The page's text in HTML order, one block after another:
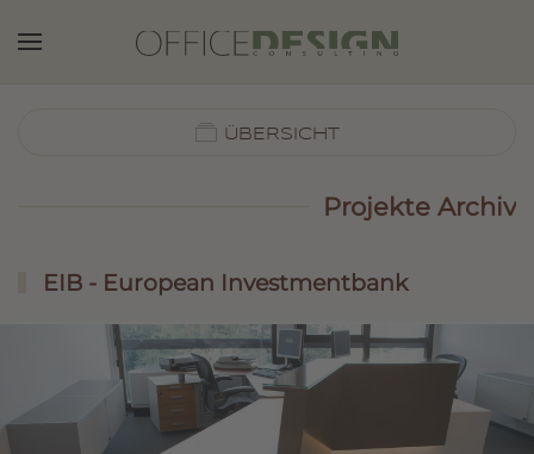
ÜBERSICHT
Projekte Archiv
EIB - European Investmentbank